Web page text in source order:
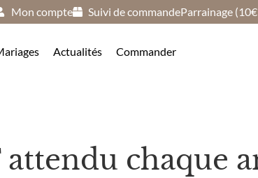
Mon compte Suivi de commandeParrainage
Actualités Commander
chaque